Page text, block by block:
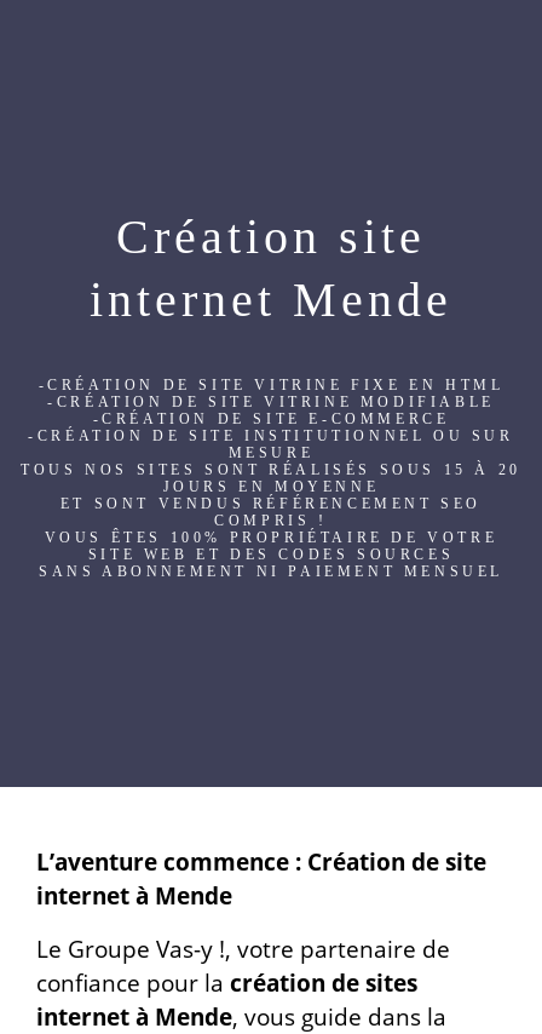
Création site
internet Mende
-CRÉATION DE SITE VITRINE FIXE EN HTML
-CRÉATION DE SITE VITRINE MODIFIABLE
-CRÉATION DE SITE E-COMMERCE
-CRÉATION DE SITE INSTITUTIONNEL OU SUR
MESURE
TOUS NOS SITES SONT RÉALISÉS SOUS 15 À 20
JOURS EN MOYENNE
ET SONT VENDUS RÉFÉRENCEMENT SEO
COMPRIS !
VOUS ÊTES 100% PROPRIÉTAIRE DE VOTRE
SITE WEB ET DES CODES SOURCES
SANS ABONNEMENT NI PAIEMENT MENSUEL
L’aventure commence : Création de site
internet à Mende
Le Groupe Vas-y !, votre partenaire de
confiance pour la création de sites
internet à Mende, vous guide dans la